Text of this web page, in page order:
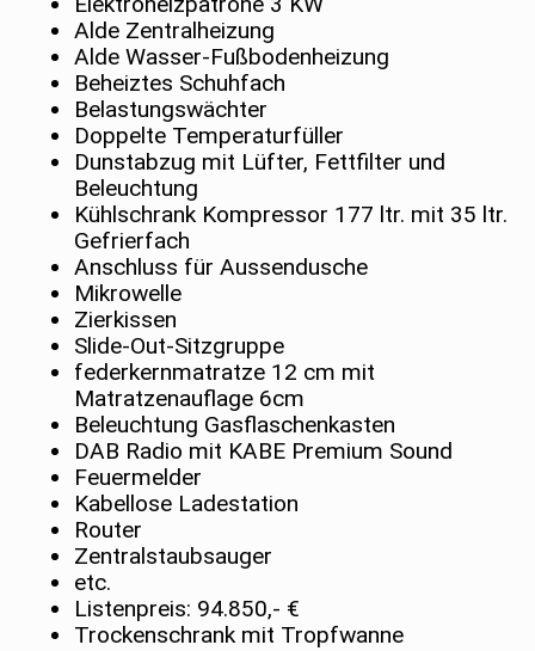
Alde Zentralheizung
Alde Wasser-Fußbodenheizung
Beheiztes Schuhfach
Belastungswächter
Doppelte Temperaturfüller
Dunstabzug mit Lüfter, Fettfilter und
Beleuchtung
Kühlschrank Kompressor 177 ltr. mit 35 ltr.
Gefrierfach
Anschluss für Aussendusche
Mikrowelle
Zierkissen
Slide-Out-Sitzgruppe
federkernmatratze 12 cm mit
Matratzenauflage 6cm
Beleuchtung Gasflaschenkasten
DAB Radio mit KABE Premium Sound
Feuermelder
Kabellose Ladestation
Router
Zentralstaubsauger
etc.
Listenpreis: 94.850,- €
Trockenschrank mit Tropfwanne